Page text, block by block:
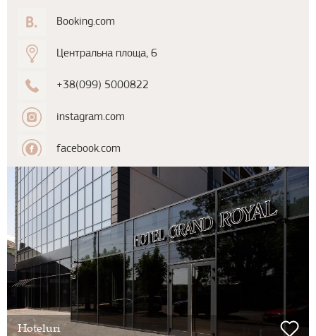
Booking.com
Центральна площа, 6
+38(099) 5000822
instagram.com
facebook.com
Hoteluri